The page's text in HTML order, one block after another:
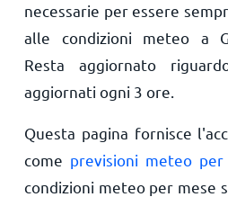
necessarie per essere
alle condizioni meteo a
Resta aggiornato
aggiornati ogni 3 ore.
Questa pagina fornisce
come previsioni meteo
condizioni meteo per mese